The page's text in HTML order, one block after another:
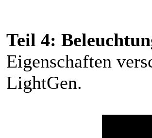
Teil 4:
Eigenschaften
LightGen.